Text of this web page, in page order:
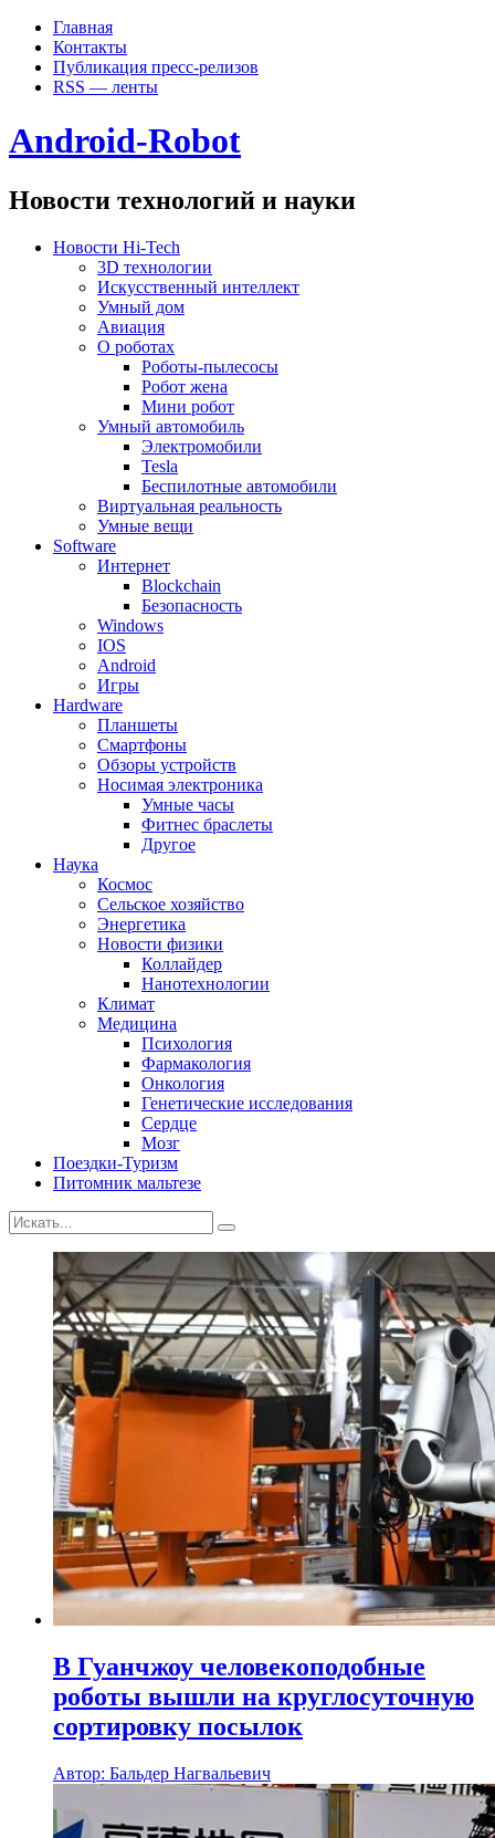
Главная
Контакты
Публикация пресс-релизов
RSS — ленты
Android-Robot
Новости технологий и науки
Новости Hi-Tech
3D технологии
Искусственный интеллект
Умный дом
Авиация
О роботах
Роботы-пылесосы
Робот жена
Мини робот
Умный автомобиль
Электромобили
Tesla
Беспилотные автомобили
Виртуальная реальность
Умные вещи
Software
Интернет
Blockchain
Безопасность
Windows
IOS
Android
Игры
Hardware
Планшеты
Смартфоны
Обзоры устройств
Носимая электроника
Умные часы
Фитнес браслеты
Другое
Наука
Космос
Сельское хозяйство
Энергетика
Новости физики
Коллайдер
Нанотехнологии
Климат
Медицина
Психология
Фармакология
Онкология
Генетические исследования
Сердце
Мозг
Поездки-Туризм
Питомник мальтезе
В Гуанчжоу человекоподобные
роботы вышли на круглосуточную
сортировку посылок
Автор: Бальдер Нагвальевич